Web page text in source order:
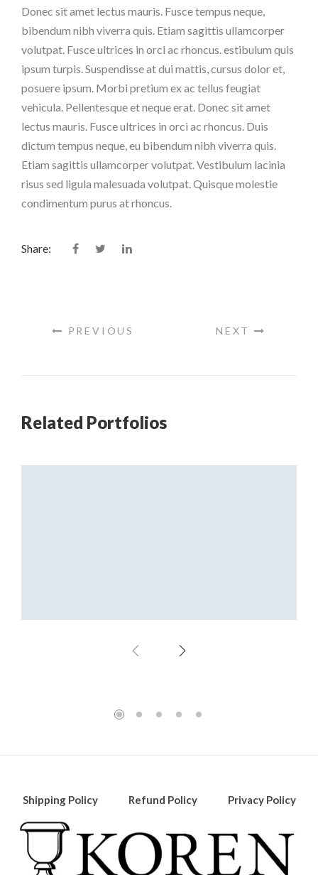
Donec sit amet lectus mauris. Fusce tempus neque,
bibendum nibh viverra quis. Etiam sagittis ullamcorper
volutpat. Fusce ultrices in orci ac rhoncus. estibulum quis
ipsum turpis. Suspendisse at dui mattis, cursus dolor et,
posuere ipsum. Morbi pretium ex ac tellus feugiat
vehicula. Pellentesque et neque erat. Donec sit amet
lectus mauris. Fusce ultrices in orci ac rhoncus. Duis
dictum tempus neque, eu bibendum nibh viverra quis.
Etiam sagittis ullamcorper volutpat. Vestibulum lacinia
risus sed ligula malesuada volutpat. Quisque molestie
condimentum purus at rhoncus.
Share:
PREVIOUS NEXT
Related Portfolios
Shipping Policy Refund Policy Privacy Policy